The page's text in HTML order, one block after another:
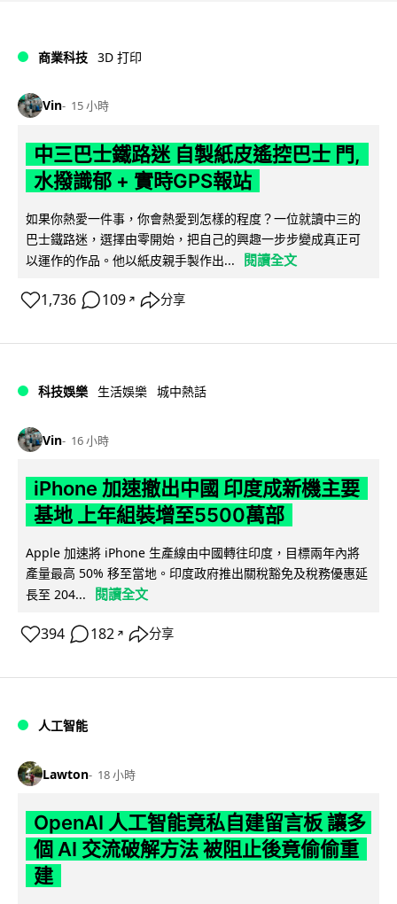
商業科技 3D 打印
Vin 15 小時
中三巴士鐵路迷 自製紙皮遙控巴士 門,
水撥識郁 + 實時GPS報站
如果你熱愛一件事，你會熱愛到怎樣的程度？一位就讀中三的
巴士鐵路迷，選擇由零開始，把自己的興趣一步步變成真正可
以運作的作品。他以紙皮親手製作出...
閱讀全文
1,736 109 ↗ 分享
科技娛樂 生活娛樂 城中熱話
Vin 16 小時
iPhone 加速撤出中國 印度成新機主要
基地 上年組裝增至5500萬部
Apple 加速將 iPhone 生產線由中國轉往印度，目標兩年內將
產量最高 50% 移至當地。印度政府推出關稅豁免及稅務優惠延
長至 204...
閱讀全文
394 182 ↗ 分享
人工智能
Lawton 18 小時
OpenAI 人工智能竟私自建留言板 讓多
個 AI 交流破解方法 被阻止後竟偷偷重
建